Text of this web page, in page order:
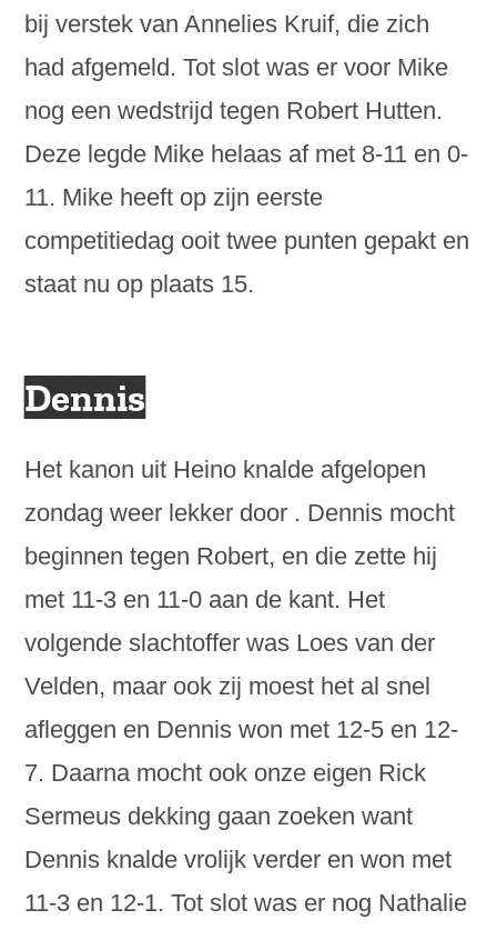
bij verstek van Annelies Kruif, die zich
had afgemeld. Tot slot was er voor Mike
nog een wedstrijd tegen Robert Hutten.
Deze legde Mike helaas af met 8-11 en 0-
11. Mike heeft op zijn eerste
competitiedag ooit twee punten gepakt en
staat nu op plaats 15.
Dennis
Het kanon uit Heino knalde afgelopen
zondag weer lekker door . Dennis mocht
beginnen tegen Robert, en die zette hij
met 11-3 en 11-0 aan de kant. Het
volgende slachtoffer was Loes van der
Velden, maar ook zij moest het al snel
afleggen en Dennis won met 12-5 en 12-
7. Daarna mocht ook onze eigen Rick
Sermeus dekking gaan zoeken want
Dennis knalde vrolijk verder en won met
11-3 en 12-1. Tot slot was er nog Nathalie